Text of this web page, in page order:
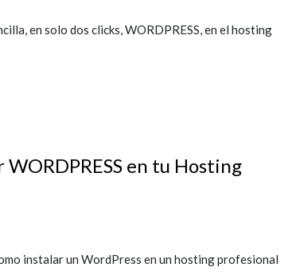
en solo dos clicks, WORDPRESS, en el hosting
WORDPRESS en tu Hosting
instalar un WordPress en un hosting profesional